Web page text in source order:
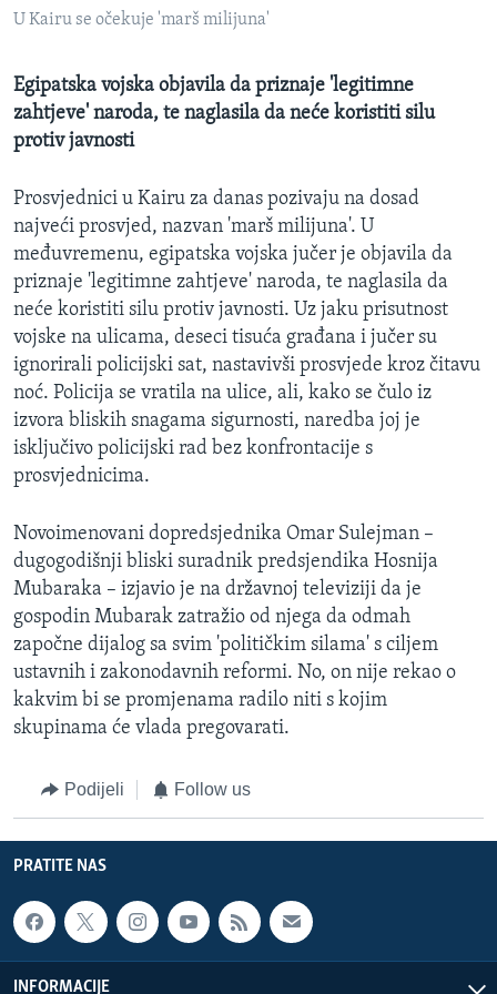
MAGAZIN
Learning English
Jezici
U Kairu se očekuje 'marš milijuna'
Egipatska vojska objavila da priznaje 'legitimne
zahtjeve' naroda, te naglasila da neće koristiti silu
protiv javnosti
Prosvjednici u Kairu za danas pozivaju na dosad
najveći prosvjed, nazvan 'marš milijuna'. U
međuvremenu, egipatska vojska jučer je objavila da
priznaje 'legitimne zahtjeve' naroda, te naglasila da
neće koristiti silu protiv javnosti. Uz jaku prisutnost
vojske na ulicama, deseci tisuća građana i jučer su
ignorirali policijski sat, nastavivši prosvjede kroz čitavu
noć. Policija se vratila na ulice, ali, kako se čulo iz
izvora bliskih snagama sigurnosti, naredba joj je
isključivo policijski rad bez konfrontacije s
prosvjednicima.
Novoimenovani dopredsjednika Omar Sulejman –
dugogodišnji bliski suradnik predsjendika Hosnija
Mubaraka – izjavio je na državnoj televiziji da je
gospodin Mubarak zatražio od njega da odmah
započne dijalog sa svim 'političkim silama' s ciljem
ustavnih i zakonodavnih reformi. No, on nije rekao o
kakvim bi se promjenama radilo niti s kojim
skupinama će vlada pregovarati.
Podijeli Follow us
PRATITE NAS
INFORMACIJE